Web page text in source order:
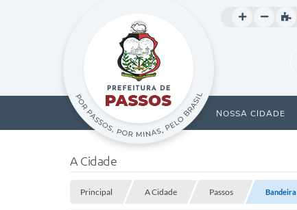
NOSSA CIDADE
A Cidade
Principal A Cidade Passos Bandeira